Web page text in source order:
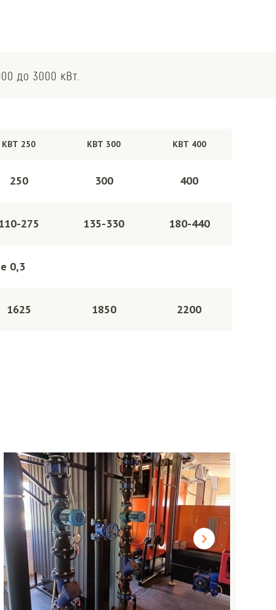
до 3000 кВт.
КВТ 250 КВТ 300 КВТ 400
250 300 400
275 135-330 180-440
0,3
1625 1850 2200